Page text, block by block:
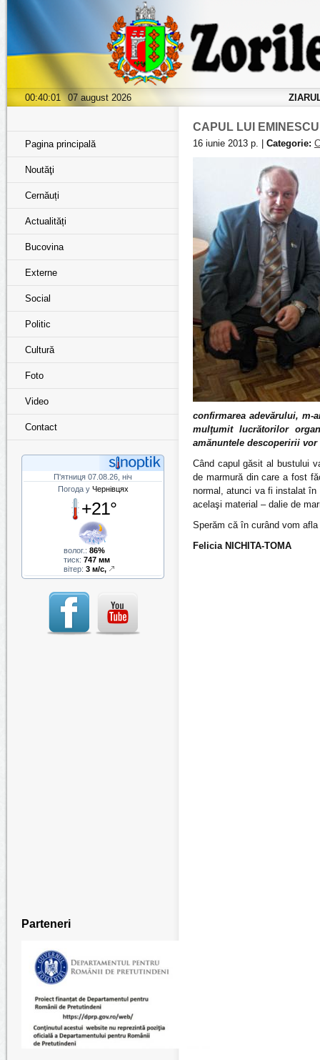
00:40:02 07 august 2026
Pagina principală
Noutăţi
Cernăuți
Actualități
Bucovina
Externe
Social
Politic
Cultură
Foto
Video
Contact
П'ятниця 07.08.26, ніч
Погода у Чернівцях
+21°
волог.: 86%
тиск: 747 мм
вітер: 3 м/с,
Parteneri
CAPUL LUI
16 iunie 2013 р. | Categorie:
confirmarea adevărului,
mulţumit lucrătorilor
amănuntele descoperirii
Când capul găsit al bustului
de marmură din care a fost
normal, atunci va fi instalat în
acelaşi material – dalie de
Sperăm că în curând vom
Felicia NICHITA-TOMA